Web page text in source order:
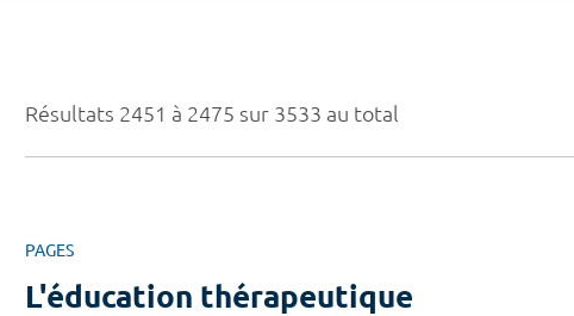
Résultats 2451 à 2475 sur 3533 au total
PAGES
L'éducation thérapeutique